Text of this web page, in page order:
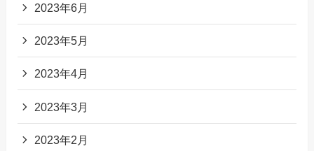
2023年6月
2023年5月
2023年4月
2023年3月
2023年2月